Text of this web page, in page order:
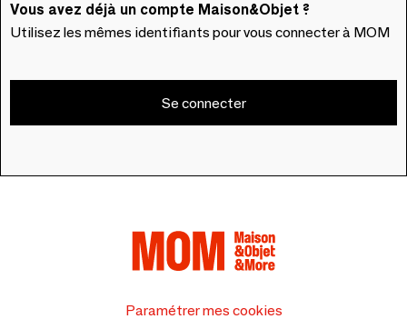
Vous avez déjà un compte Maison&Objet ?
Utilisez les mêmes identifiants pour vous connecter à MOM
Se connecter
Paramétrer mes cookies